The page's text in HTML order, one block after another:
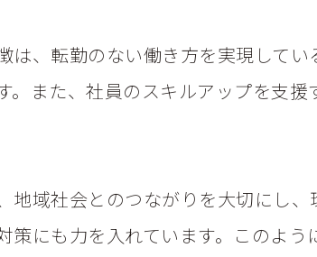
は、転勤のない働き方を実現して
。また、社員のスキルアップを支
地域社会とのつながりを大切にし
策にも力を入れています。このよ